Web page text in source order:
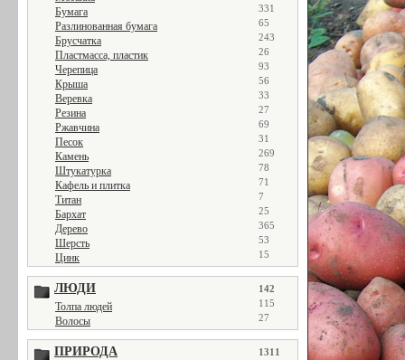
Бумага 331
Разлинованная бумага 65
Брусчатка 243
Пластмасса, пластик 26
Черепица 93
Крыша 56
Веревка 33
Резина 27
Ржавчина 69
Песок 31
Камень 269
Штукатурка 78
Кафель и плитка 71
Титан 7
Бархат 25
Дерево 365
Шерсть 53
Цинк 15
ЛЮДИ 142
Толпа людей 115
Волосы 27
ПРИРОДА 1311